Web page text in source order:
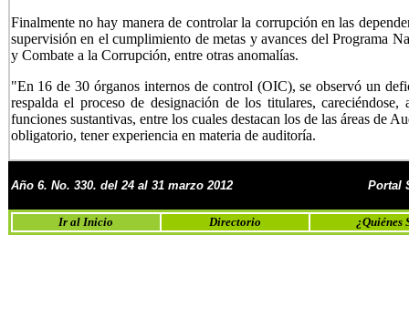
Finalmente no hay manera de controlar la corrupción en las
supervisión en el cumplimiento de metas y avances del Programa
y Combate a la Corrupción, entre otras anomalías.
"En 16 de 30 órganos internos de control (OIC), se observó un
respalda el proceso de designación de los titulares,
funciones sustantivas, entre los cuales destacan los de las áreas de
obligatorio, tener experiencia en materia de auditoría.
Año 6. No. 330. del 24 al 31 marzo 2012 Portal
Ir al Inicio Directorio ¿Quiénes